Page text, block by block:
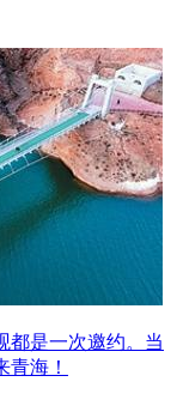
都是一次邀约。当
海！